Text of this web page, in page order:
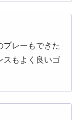
プレーもできた
スもよく良いゴ